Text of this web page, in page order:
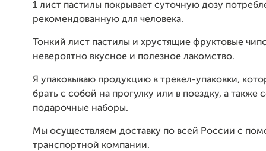
1 лист пастилы покрывает суточную дозу
рекомендованную для человека.
Тонкий лист пастилы и хрустящие фруктовые
невероятно вкусное и полезное лакомство.
Я упаковываю продукцию в тревел-упаковки,
брать с собой на прогулку или в поездку, а также
подарочные наборы.
Мы осуществляем доставку по всей России с
транспортной компании.